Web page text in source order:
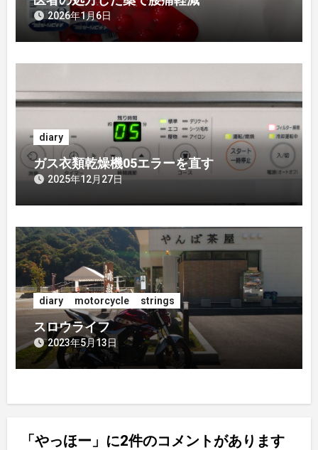
ン
2026年1月6日
diary
ガス衣類乾燥機05エラーを直す
2025年12月27日
diary motorcycle strings
スロウライフ
2023年5月13日
「やっほー」に2件のコメントがあります